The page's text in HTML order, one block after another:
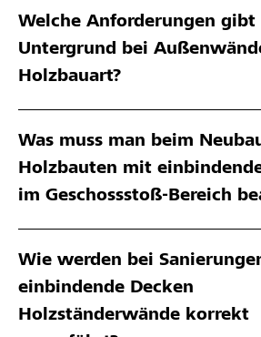
Welche Anforderungen gibt
Untergrund bei
Holzbauart?
Was muss man beim
Holzbauten mit
im Geschossstoß-Bereich
Wie werden bei
einbindende Decken
Holzständerwände korrekt